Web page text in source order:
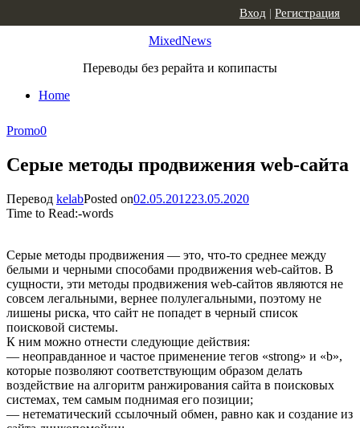
MixedNews
Переводы без рерайта и копипасты
Home
Вход | Регистрация
Promo0
Серые методы продвижения web-сайта
Перевод kelabPosted on02.05.201223.05.2020
Time to Read:-words
Серые методы продвижения — это, что-то среднее между
белыми и черными способами продвижения web-сайтов. В
сущности, эти методы продвижения web-сайтов являются не
совсем легальными, вернее полулегальными, поэтому не
лишены риска, что сайт не попадет в черный список
поисковой системы.
К ним можно отнести следующие действия:
— неоправданное и частое применение тегов «strong» и «b»,
которые позволяют соответствующим образом делать
воздействие на алгоритм ранжирования сайта в поисковых
системах, тем самым поднимая его позиции;
— нетематический ссылочный обмен, равно как и создание из